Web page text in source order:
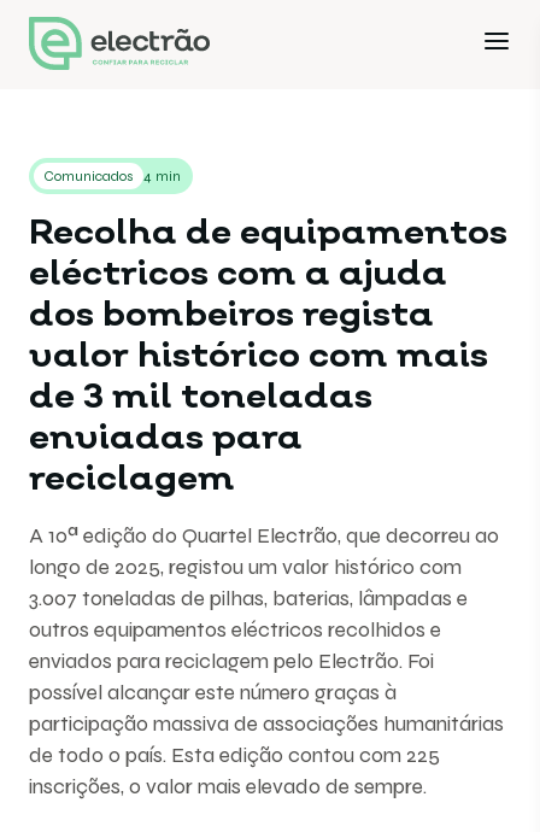
Comunicados 4 min
Recolha de equipamentos
eléctricos com a ajuda
dos bombeiros regista
valor histórico com mais
de 3 mil toneladas
enviadas para
reciclagem
A 10ª edição do Quartel Electrão, que decorreu ao
longo de 2025, registou um valor histórico com
3.007 toneladas de pilhas, baterias, lâmpadas e
outros equipamentos eléctricos recolhidos e
enviados para reciclagem pelo Electrão. Foi
possível alcançar este número graças à
participação massiva de associações humanitárias
de todo o país. Esta edição contou com 225
inscrições, o valor mais elevado de sempre.